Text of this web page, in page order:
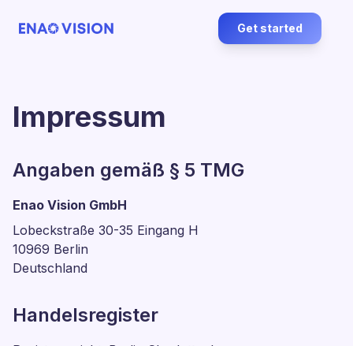
Get started
Impressum
Angaben gemäß § 5 TMG
Enao Vision GmbH
Lobeckstraße 30-35 Eingang H
10969 Berlin
Deutschland
Handelsregister